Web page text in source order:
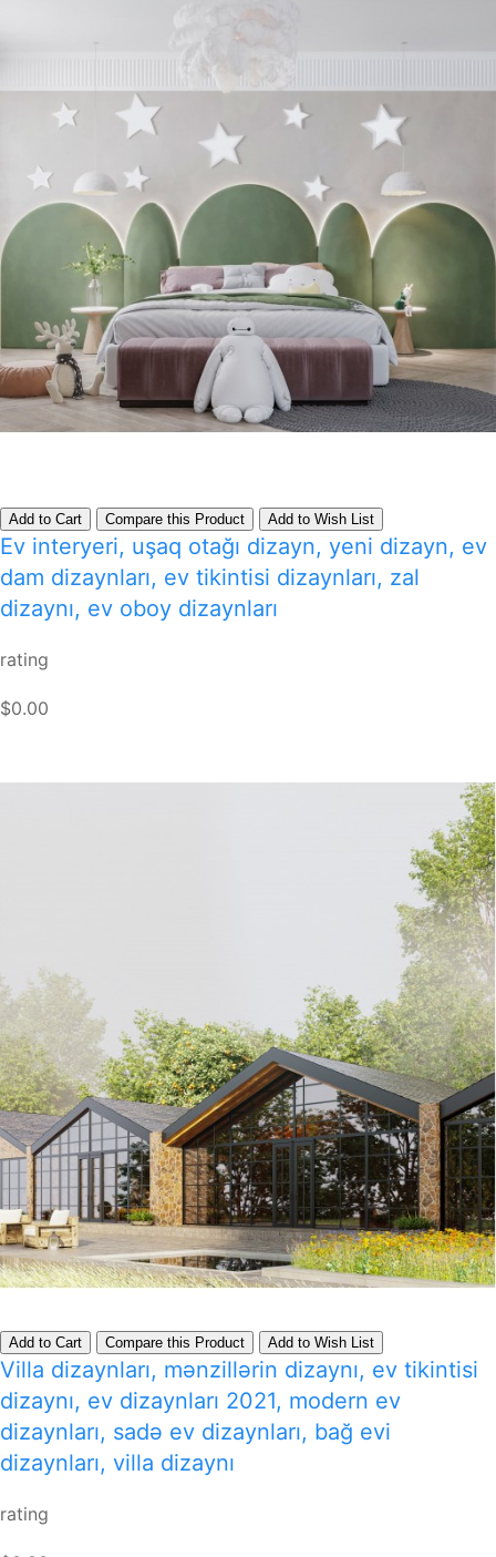
Add to Cart Compare this Product Add to Wish List
Ev interyeri, uşaq otağı dizayn, yeni dizayn, ev
dam dizaynları, ev tikintisi dizaynları, zal
dizaynı, ev oboy dizaynları
rating
$0.00
Add to Cart Compare this Product Add to Wish List
Villa dizaynları, mənzillərin dizaynı, ev tikintisi
dizaynı, ev dizaynları 2021, modern ev
dizaynları, sadə ev dizaynları, bağ evi
dizaynları, villa dizaynı
rating